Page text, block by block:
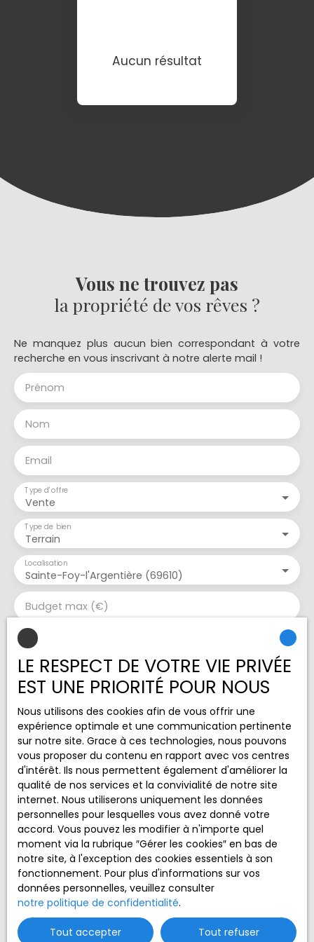
Aucun résultat
Vous ne trouvez pas
la propriété de vos rêves ?
Ne manquez plus aucun bien correspondant à votre
recherche en vous inscrivant à notre alerte mail !
Prénom
Nom
Email
Vente
Type d'offre
Terrain
Type de bien
Sainte-Foy-l'Argentière (69610)
Localisation
Budget max (€)
Surface min (m²)
J'accepte le traitement de mes données
personnelles conformément au RGPD. Si vous ne
souhaitez pas faire l'objet de prospection
commerciale par voie téléphonique, vous pouvez
vous inscrire gratuitement sur la liste d'opposition
au démarchage téléphonique, prévu par l'article
L223-1 du code de la consommation, sur le site
Internet www.bloctel.gouv.fr ou par courrier
adressé à :
Société Worldline, Service Bloctel, CS 61311, 41013
BLOIS CEDEX.
Pour en savoir plus sur le traitement de vos
données personnelles, veuillez consulter notre
politique de confidentialité.
LE RESPECT DE VOTRE VIE PRIVÉE
EST UNE PRIORITÉ POUR NOUS
Nous utilisons des cookies afin de vous offrir une
expérience optimale et une communication pertinente
sur notre site. Grace à ces technologies, nous pouvons
vous proposer du contenu en rapport avec vos centres
d'intérêt. Ils nous permettent également d'améliorer la
qualité de nos services et la convivialité de notre site
internet. Nous utiliserons uniquement les données
personnelles pour lesquelles vous avez donné votre
accord. Vous pouvez les modifier à n'importe quel
moment via la rubrique ″Gérer les cookies″ en bas de
notre site, à l'exception des cookies essentiels à son
fonctionnement. Pour plus d'informations sur vos
données personnelles, veuillez consulter
notre politique de confidentialité.
Tout accepter Tout refuser